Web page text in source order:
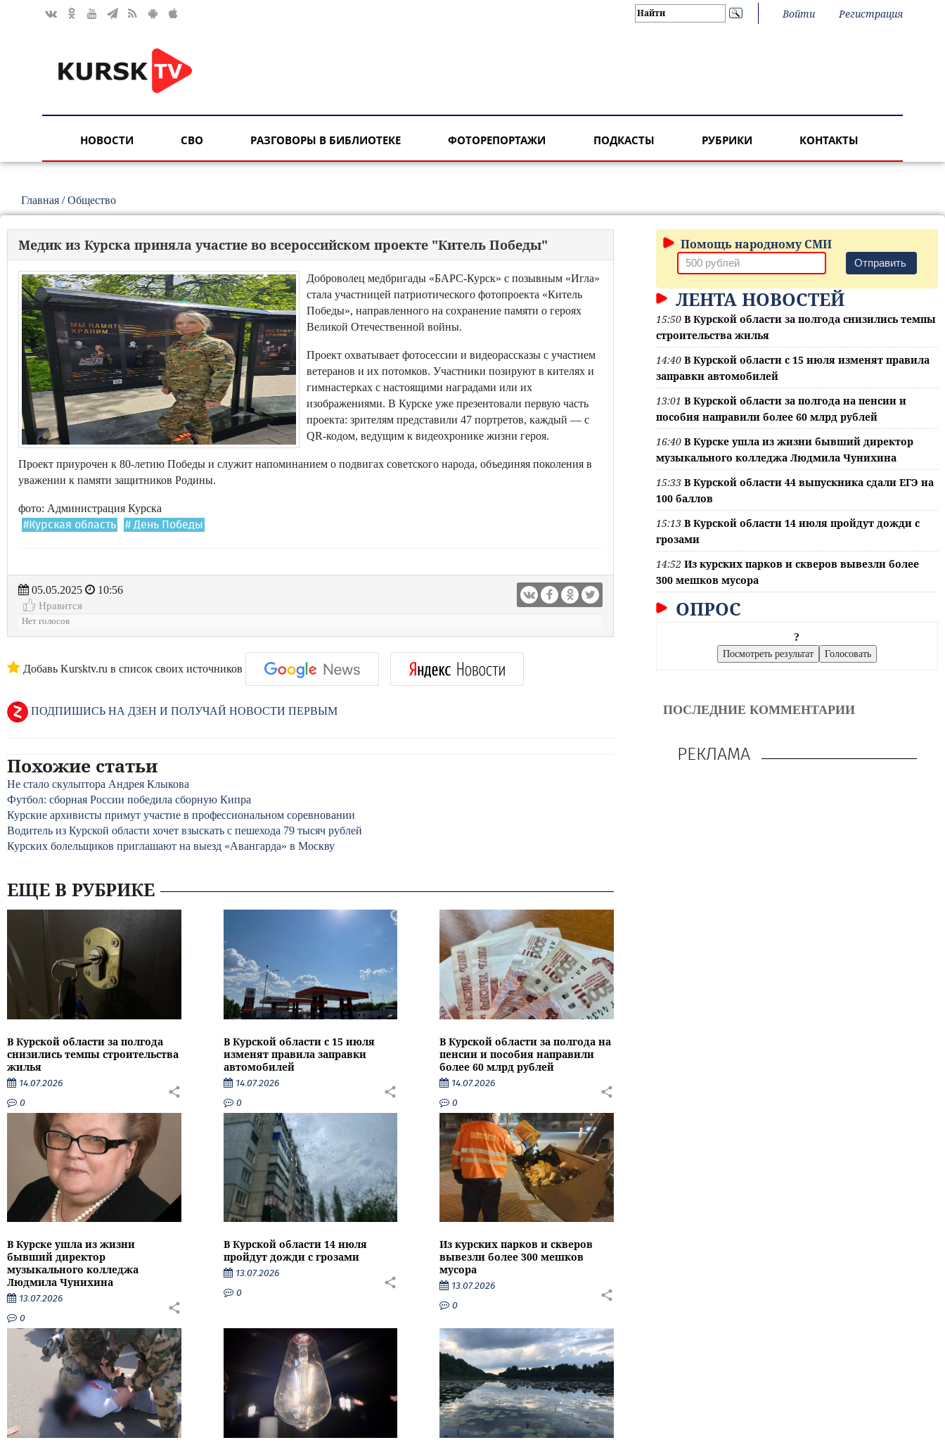
Войти Регистрация
НОВОСТИ СВО РАЗГОВОРЫ В БИБЛИОТЕКЕ ФОТОРЕПОРТАЖИ ПОДКАСТЫ РУБРИКИ КОНТАКТЫ
Главная /Общество
Медик из Курска приняла участие во всероссийском проекте "Китель Победы"
Доброволец медбригады «БАРС-Курск» с позывным «Игла»
стала участницей патриотического фотопроекта «Китель
Победы», направленного на сохранение памяти о героях
Великой Отечественной войны.
Проект охватывает фотосессии и видеорассказы с участием
ветеранов и их потомков. Участники позируют в кителях и
гимнастерках с настоящими наградами или их
изображениями. В Курске уже презентовали первую часть
проекта: зрителям представили 47 портретов, каждый — с
QR-кодом, ведущим к видеохронике жизни героя.
Проект приурочен к 80-летию Победы и служит напоминанием о подвигах советского народа, объединяя поколения в
уважении к памяти защитников Родины.
фото: Администрация Курска
#Курская область # День Победы
05.05.2025
10:56
Нравится
Нет голосов
Добавь Kursktv.ru в список своих источников
ПОДПИШИСЬ НА ДЗЕН И ПОЛУЧАЙ НОВОСТИ ПЕРВЫМ
Похожие статьи
Не стало скульптора Андрея Клыкова
Футбол: сборная России победила сборную Кипра
Курские архивисты примут участие в профессиональном соревновании
Водитель из Курской области хочет взыскать с пешехода 79 тысяч рублей
Курских болельщиков приглашают на выезд «Авангарда» в Москву
ЕЩЕ В РУБРИКЕ
В Курской области за полгода
снизились темпы строительства
жилья
14.07.2026
0
В Курской области с 15 июля
изменят правила заправки
автомобилей
14.07.2026
0
В Курской области за полгода на
пенсии и пособия направили
более 60 млрд рублей
14.07.2026
0
В Курске ушла из жизни
бывший директор
музыкального колледжа
Людмила Чунихина
13.07.2026
0
В Курской области 14 июля
пройдут дожди с грозами
13.07.2026
0
Из курских парков и скверов
вывезли более 300 мешков
мусора
13.07.2026
0
Помощь народному СМИ
Отправить
ЛЕНТА НОВОСТЕЙ
15:50 В Курской области за полгода снизились темпы
строительства жилья
14:40 В Курской области с 15 июля изменят правила
заправки автомобилей
13:01 В Курской области за полгода на пенсии и
пособия направили более 60 млрд рублей
16:40 В Курске ушла из жизни бывший директор
музыкального колледжа Людмила Чунихина
15:33 В Курской области 44 выпускника сдали ЕГЭ на
100 баллов
15:13 В Курской области 14 июля пройдут дожди с
грозами
14:52 Из курских парков и скверов вывезли более
300 мешков мусора
ОПРОС
?
ПОСЛЕДНИЕ КОММЕНТАРИИ
РЕКЛАМА